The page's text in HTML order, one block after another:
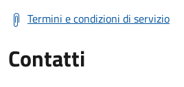
Termini e condizioni di servizio
Contatti